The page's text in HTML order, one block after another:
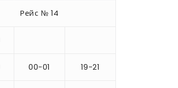
Рейс № 14
00-01 19-21